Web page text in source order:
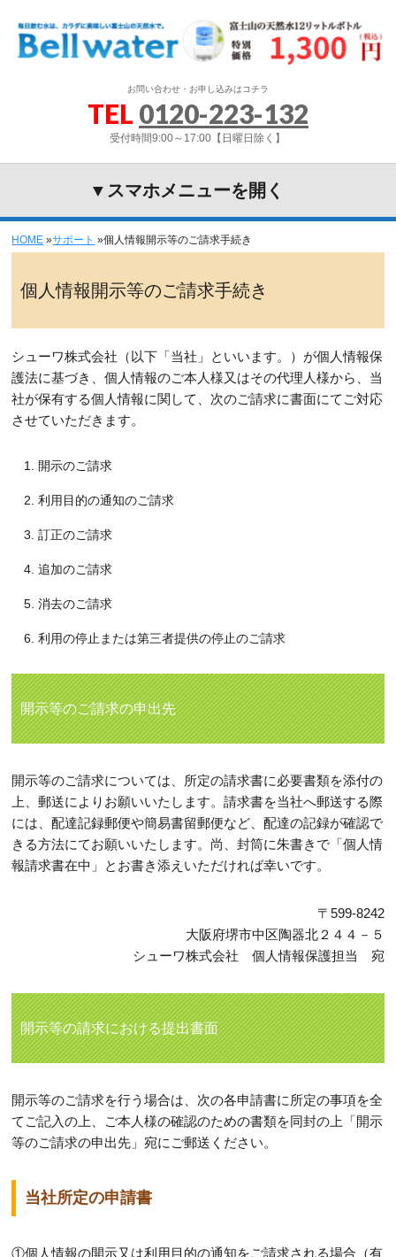
お問い合わせ・お申し込みはコチラ
TEL 0120-223-132
受付時間9:00～17:00【日曜日除く】
▼スマホメニューを開く
HOME »サポート »個人情報開示等のご請求手続き
個人情報開示等のご請求手続き
シューワ株式会社（以下「当社」といいます。）が個人情報保
護法に基づき、個人情報のご本人様又はその代理人様から、当
社が保有する個人情報に関して、次のご請求に書面にてご対応
させていただきます。
開示のご請求
利用目的の通知のご請求
訂正のご請求
追加のご請求
消去のご請求
利用の停止または第三者提供の停止のご請求
開示等のご請求の申出先
開示等のご請求については、所定の請求書に必要書類を添付の
上、郵送によりお願いいたします。請求書を当社へ郵送する際
には、配達記録郵便や簡易書留郵便など、配達の記録が確認で
きる方法にてお願いいたします。尚、封筒に朱書きで「個人情
報請求書在中」とお書き添えいただければ幸いです。
〒599-8242
大阪府堺市中区陶器北２４４－５
シューワ株式会社 個人情報保護担当 宛
開示等の請求における提出書面
開示等のご請求を行う場合は、次の各申請書に所定の事項を全
てご記入の上、ご本人様の確認のための書類を同封の上「開示
等のご請求の申出先」宛にご郵送ください。
当社所定の申請書
①個人情報の開示又は利用目的の通知をご請求される場合（有